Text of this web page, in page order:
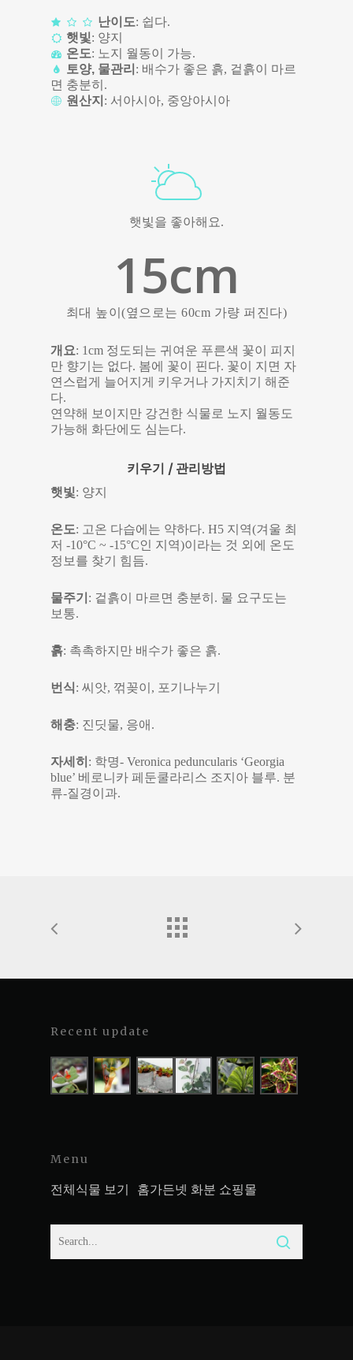
햇빛을 좋아해요.
15cm
최대 높이(옆으로는 60cm 가량 퍼진다)
개요: 1cm 정도되는 귀여운 푸른색 꽃이 피지
만 향기는 없다. 봄에 꽃이 핀다. 꽃이 지면 자
연스럽게 늘어지게 키우거나 가지치기 해준
다.
연약해 보이지만 강건한 식물로 노지 월동도
가능해 화단에도 심는다.
키우기 / 관리방법
햇빛: 양지
온도: 고온 다습에는 약하다. H5 지역(겨울 최
저 -10°C ~ -15°C인 지역)이라는 것 외에 온도
정보를 찾기 힘듬.
물주기 : 겉흙이 마르면 충분히. 물 요구도는
보통.
흙: 촉촉하지만 배수가 좋은 흙.
번식: 씨앗, 꺾꽂이, 포기나누기
해충: 진딧물, 응애.
자세히 : 학명- Veronica peduncularis ‘Georgia
blue’ 베로니카 페둔쿨라리스 조지아 블루. 분
류-질경이과.
난이도: 쉽다.
햇빛: 양지
온도: 노지 월동이 가능.
토양, 물관리 : 배수가 좋은 흙, 겉흙이 마르
면 충분히.
원산지 : 서아시아, 중앙아시아
Recent update
Menu
전체식물 보기 홈가든넷 화분 쇼핑몰